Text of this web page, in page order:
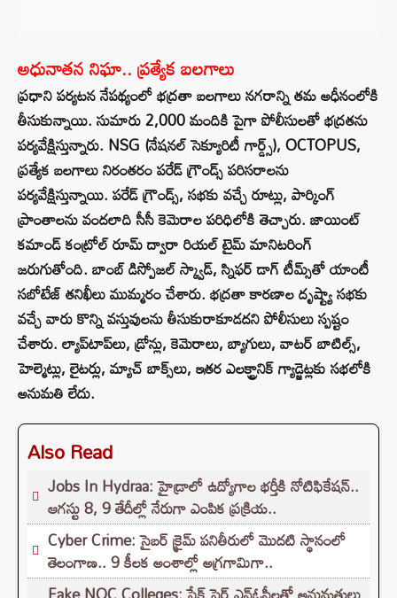
అధునాతన నిఘా.. ప్రత్యేక బలగాలు
ప్రధాని పర్యటన నేపథ్యంలో భద్రతా బలగాలు నగరాన్ని తమ అధీనంలోకి
తీసుకున్నాయి. సుమారు 2,000 మందికి పైగా పోలీసులతో భద్రతను
పర్యవేక్షిస్తున్నారు. NSG (నేషనల్ సెక్యూరిటీ గార్డ్స్), OCTOPUS,
ప్రత్యేక బలగాలు నిరంతరం పరేడ్ గ్రౌండ్స్ పరిసరాలను
పర్యవేక్షిస్తున్నాయి. పరేడ్ గ్రౌండ్స్, సభకు వచ్చే రూట్లు, పార్కింగ్
ప్రాంతాలను వందలాది సీసీ కెమెరాల పరిధిలోకి తెచ్చారు. జాయింట్
కమాండ్ కంట్రోల్ రూమ్ ద్వారా రియల్ టైమ్ మానిటరింగ్
జరుగుతోంది. బాంబ్ డిస్పోజల్ స్క్వాడ్, స్నిఫర్ డాగ్ టీమ్స్‌తో యాంటీ
సబోటేజ్ తనిఖీలు ముమ్మరం చేశారు. భద్రతా కారణాల దృష్ట్యా సభకు
వచ్చే వారు కొన్ని వస్తువులను తీసుకురాకూడదని పోలీసులు స్పష్టం
చేశారు. ల్యాప్‌టాప్‌లు, డ్రోన్లు, కెమెరాలు, బ్యాగులు, వాటర్ బాటిల్స్,
హెల్మెట్లు, లైటర్లు, మ్యాచ్ బాక్స్‌లు, ఇతర ఎలక్ట్రానిక్ గ్యాడ్జెట్లకు సభలోకి
అనుమతి లేదు.
Also Read
Jobs In Hydraa: హైడ్రాలో ఉద్యోగాల భర్తీకి నోటిఫికేషన్..
ఆగస్టు 8, 9 తేదీల్లో నేరుగా ఎంపిక ప్రక్రియ..
Cyber Crime: సైబర్ క్రైమ్ పనితీరులో మొదటి స్థానంలో
తెలంగాణ.. 9 కీలక అంశాల్లో అగ్రగామిగా..